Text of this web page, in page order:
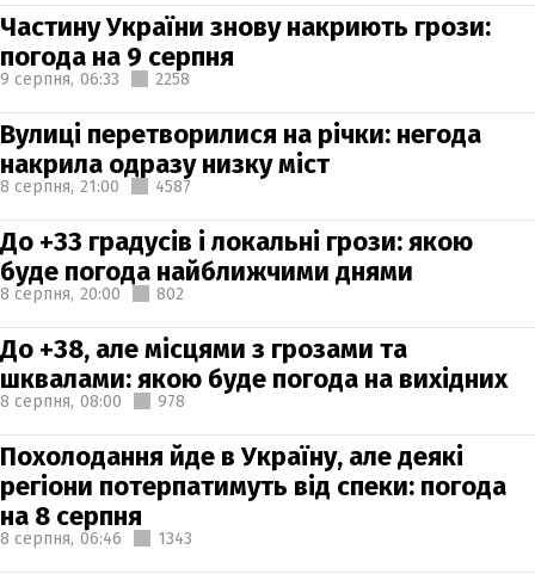
Частину України знову накриють грози:
погода на 9 серпня
9 серпня, 06:33 2258
Вулиці перетворилися на річки: негода
накрила одразу низку міст
8 серпня, 21:00 4587
До +33 градусів і локальні грози: якою
буде погода найближчими днями
8 серпня, 20:00 802
До +38, але місцями з грозами та
шквалами: якою буде погода на вихідних
8 серпня, 08:00 978
Похолодання йде в Україну, але деякі
регіони потерпатимуть від спеки: погода
на 8 серпня
8 серпня, 06:46 1343